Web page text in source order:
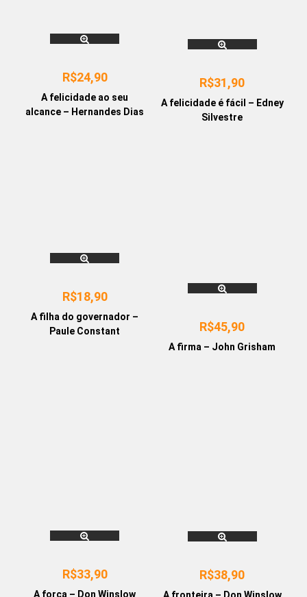
R$24,90
A felicidade ao seu
alcance – Hernandes Dias
R$31,90
A felicidade é fácil – Edney
Silvestre
R$18,90
A filha do governador –
Paule Constant
R$45,90
A firma – John Grisham
R$33,90
A força – Don Winslow
R$38,90
A fronteira – Don Winslow